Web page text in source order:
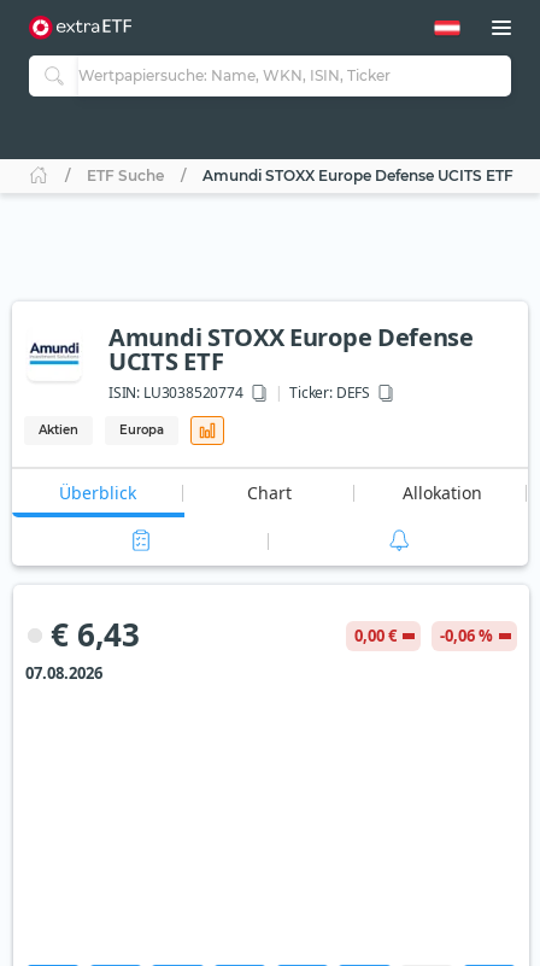
ETF Suche Amundi STOXX Europe Defense UCITS ETF
Amundi STOXX Europe Defense
UCITS ETF
ISIN: LU3038520774 Ticker:DEFS
Aktien Europa
Überblick Chart Allokation
€ 6,43 0,00 €
-0,06 %
07.08.2026